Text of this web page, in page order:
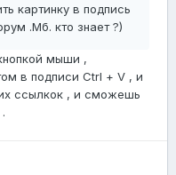
картинку в подпись
.Мб. кто знает ?)
мыши ,
в подписи Ctrl + V , и
ссылкок , и сможешь